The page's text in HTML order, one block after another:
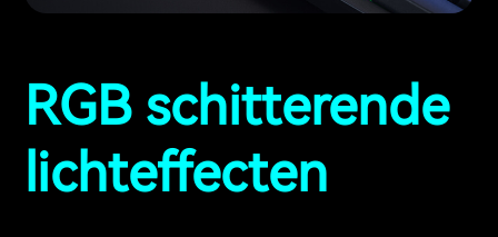
RGB schitterende
lichteffecten